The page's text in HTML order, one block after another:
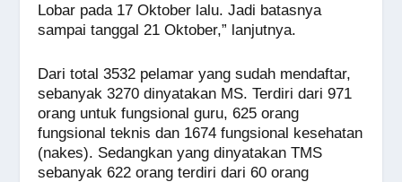
Lobar pada 17 Oktober lalu. Jadi batasnya
sampai tanggal 21 Oktober,” lanjutnya.
Dari total 3532 pelamar yang sudah mendaftar,
sebanyak 3270 dinyatakan MS. Terdiri dari 971
orang untuk fungsional guru, 625 orang
fungsional teknis dan 1674 fungsional kesehatan
(nakes). Sedangkan yang dinyatakan TMS
sebanyak 622 orang terdiri dari 60 orang